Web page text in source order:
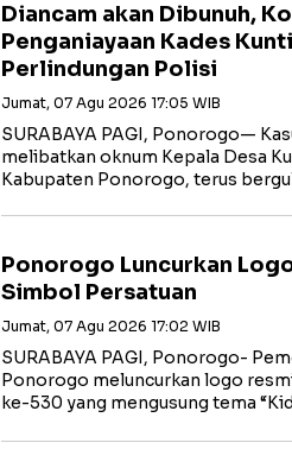
Diancam akan Dibunuh,
Penganiayaan Kades
Perlindungan Polisi
Jumat, 07 Agu 2026 17:05 WIB
SURABAYA PAGI, Ponorogo—
melibatkan oknum Kepala Desa
Kabupaten Ponorogo, terus
Ponorogo Luncurkan
Simbol Persatuan
Jumat, 07 Agu 2026 17:02 WIB
SURABAYA PAGI, Ponorogo-
Ponorogo meluncurkan logo
ke-530 yang mengusung tema